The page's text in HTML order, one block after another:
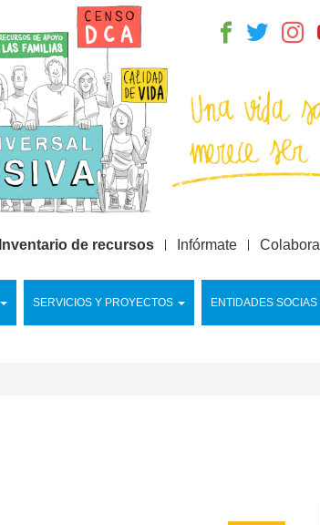
SERVICIOS Y PROYECTOS ENTIDADES SOCIAS
Inventario de recursos Infórmate Colabora